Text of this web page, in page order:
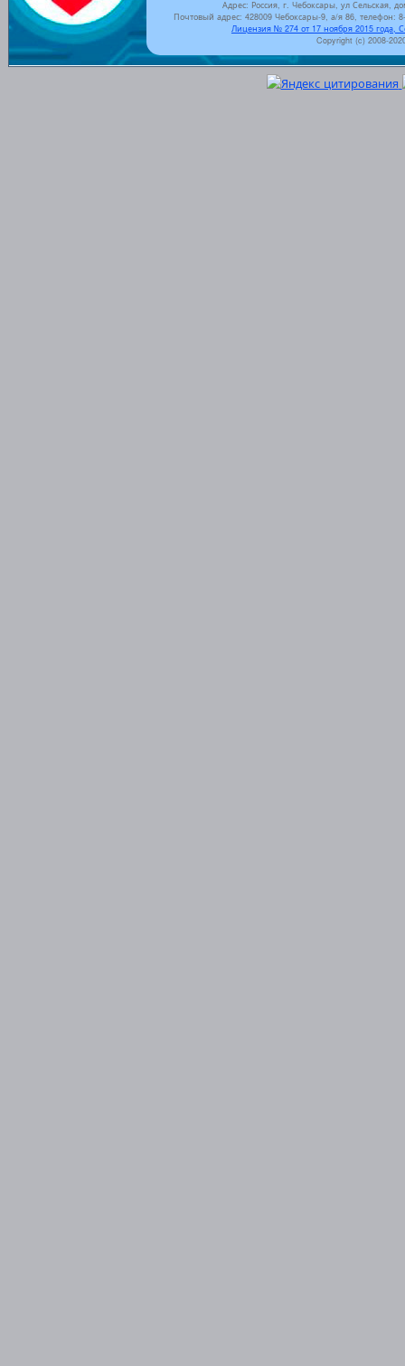
Адрес: Россия, г. Чебоксары, ул Сельская,
Почтовый адрес: 428009 Чебоксары-9, а/я 86, телефон:
Лицензия № 274 от 17 ноября 2015 года,
Copyright (c) 2008-